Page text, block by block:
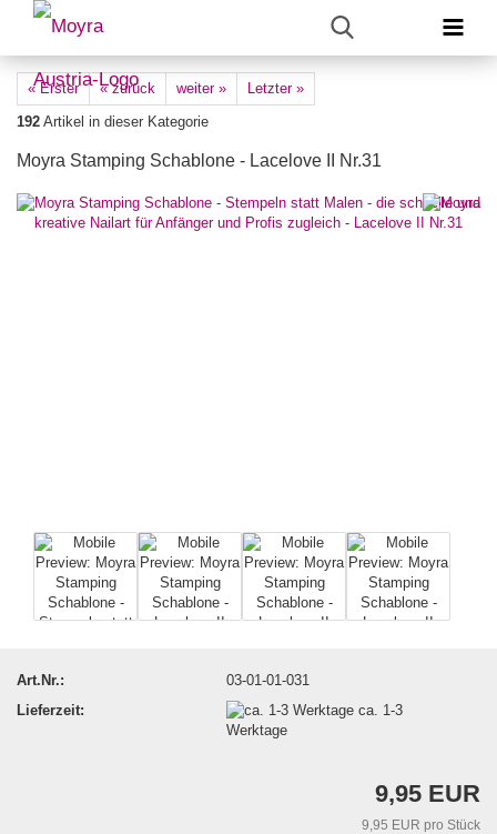
« Erster « zurück weiter »
Letzter »
192 Artikel in dieser Kategorie
Moyra Stamping Schablone - Lacelove II Nr.31
Art.Nr.:
03-01-01-031
Lieferzeit:
ca. 1-3
Werktage
9,95 EUR
9,95 EUR pro Stück